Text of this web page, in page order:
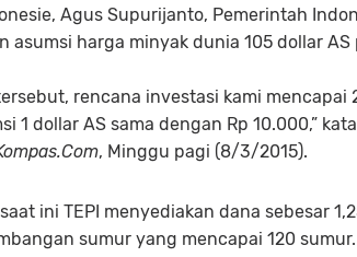
Agus Supurijanto, Pemerintah
asumsi harga minyak dunia 105 dollar AS
rencana investasi kami mencapai
1 dollar AS sama dengan Rp 10.000,”
, Minggu pagi (8/3/2015).
ini TEPI menyediakan dana sebesar
sumur yang mencapai 120 sumur.